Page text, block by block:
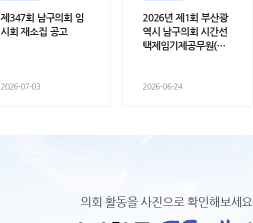
제347회 남구의회 임
시회 재소집 공고
2026-07-03
2026년 제1회 부산광
역시 남구의회 시간선
택제임기제공무원(비
2026-06-24
의회 활동을 사진으로 확인해보세요